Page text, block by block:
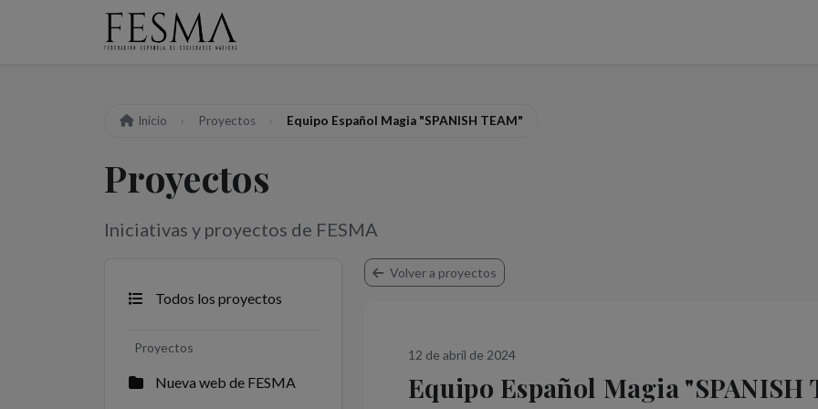
Inicio Proyectos Equipo Español Magia "SPANISH TEAM"
Proyectos
Iniciativas y proyectos de FESMA
Todos los proyectos
Proyectos
Nueva web de FESMA
Volver a proyectos
12 de abril de 2024
Equipo Español Magia "SPANISH